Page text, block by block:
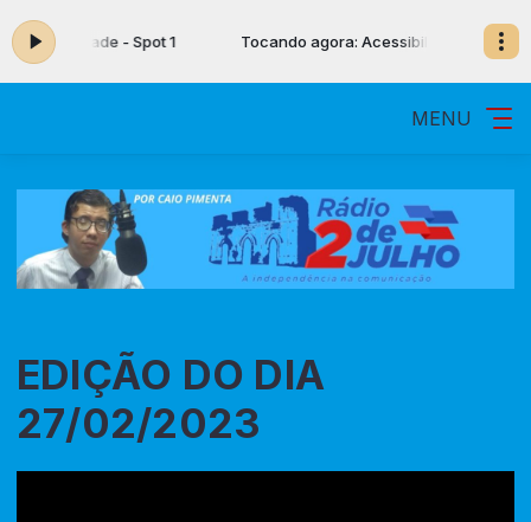
- Spot 1 Tocando agora: Acessibilidade - Spot 1
MENU
EDIÇÃO DO DIA
27/02/2023